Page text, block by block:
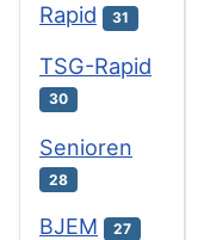
Rapid 31
TSG-Rapid
30
Senioren
28
BJEM 27